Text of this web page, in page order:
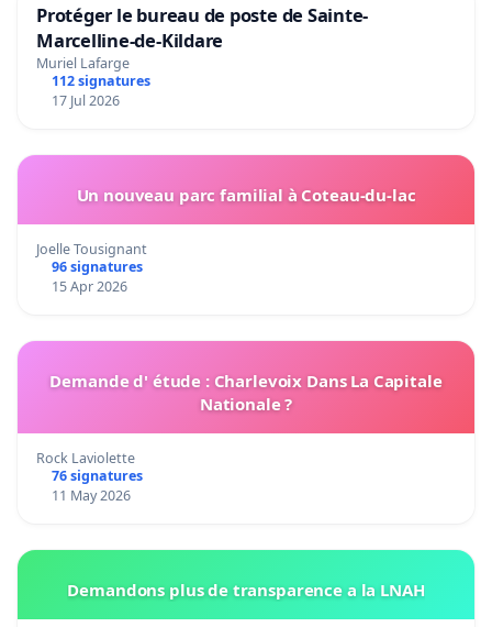
Protéger le bureau de poste de Sainte-
Marcelline-de-Kildare
Muriel Lafarge
112 signatures
17 Jul 2026
Un nouveau parc familial à Coteau-du-lac
Joelle Tousignant
96 signatures
15 Apr 2026
Demande d' étude : Charlevoix Dans La Capitale
Nationale ?
Rock Laviolette
76 signatures
11 May 2026
Demandons plus de transparence a la LNAH